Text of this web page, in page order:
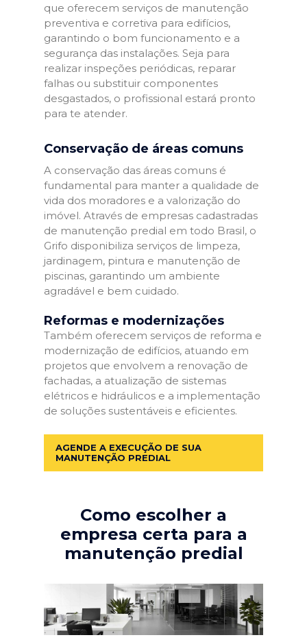
que oferecem serviços de manutenção
preventiva e corretiva para edifícios,
garantindo o bom funcionamento e a
segurança das instalações. Seja para
realizar inspeções periódicas, reparar
falhas ou substituir componentes
desgastados, o profissional estará pronto
para te atender.
Conservação de áreas comuns
A conservação das áreas comuns é
fundamental para manter a qualidade de
vida dos moradores e a valorização do
imóvel. Através de empresas cadastradas
de manutenção predial em todo Brasil, o
Grifo disponibiliza serviços de limpeza,
jardinagem, pintura e manutenção de
piscinas, garantindo um ambiente
agradável e bem cuidado.
Reformas e modernizações
Também oferecem serviços de reforma e
modernização de edifícios, atuando em
projetos que envolvem a renovação de
fachadas, a atualização de sistemas
elétricos e hidráulicos e a implementação
de soluções sustentáveis e eficientes.
AGENDE A EXECUÇÃO DE SUA
MANUTENÇÃO PREDIAL
Como escolher a
empresa certa para a
manutenção predial